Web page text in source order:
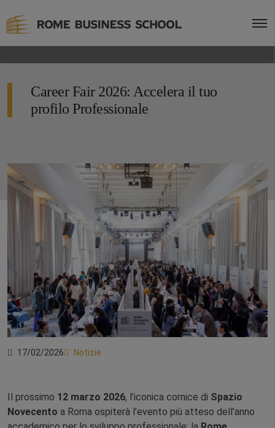
Career Fair 2026: Accelera il tuo
profilo Professionale
17/02/2026 Notizie
Il prossimo 12 marzo 2026, l’iconica cornice di Spazio
Novecento a Roma ospiterà l’evento più atteso dell’anno